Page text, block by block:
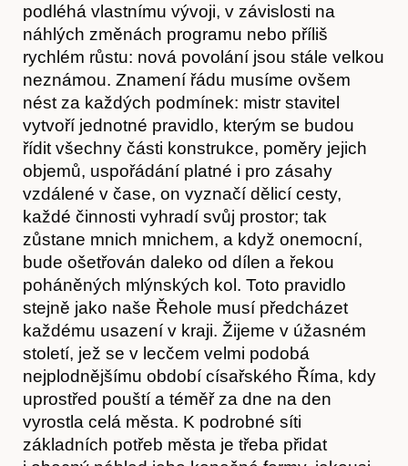
podléhá vlastnímu vývoji, v závislosti na
náhlých změnách programu nebo příliš
rychlém růstu: nová povolání jsou stále velkou
neznámou. Znamení řádu musíme ovšem
nést za každých podmínek: mistr stavitel
vytvoří jednotné pravidlo, kterým se budou
řídit všechny části konstrukce, poměry jejich
objemů, uspořádání platné i pro zásahy
vzdálené v čase, on vyznačí dělicí cesty,
každé činnosti vyhradí svůj prostor; tak
zůstane mnich mnichem, a když onemocní,
bude ošetřován daleko od dílen a řekou
poháněných mlýnských kol. Toto pravidlo
stejně jako naše Řehole musí předcházet
každému usazení v kraji. Žijeme v úžasném
století, jež se v lecčem velmi podobá
nejplodnějšímu období císařského Říma, kdy
uprostřed pouští a téměř za dne na den
vyrostla celá města. K podrobné síti
základních potřeb města je třeba přidat